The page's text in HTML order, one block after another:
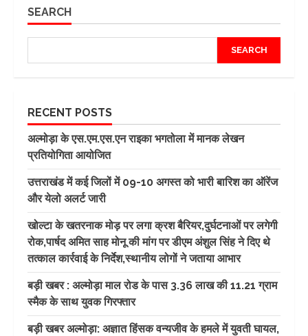
SEARCH
SEARCH
RECENT POSTS
अल्मोड़ा के एस.एम.एस.एन राइका भगतोला में मानक लेखन
प्रतियोगिता आयोजित
उत्तराखंड में कई जिलों में 09-10 अगस्त को भारी बारिश का ऑरेंज
और येलो अलर्ट जारी
खोल्टा के खतरनाक मोड़ पर लगा क्रश बैरियर,दुर्घटनाओं पर लगेगी
रोक,पार्षद अमित साह मोनू की मांग पर डीएम अंशुल सिंह ने दिए थे
तत्काल कार्रवाई के निर्देश,स्थानीय लोगों ने जताया आभार
बड़ी खबर : अल्मोड़ा माल रोड के पास 3.36 लाख की 11.21 ग्राम
स्मैक के साथ युवक गिरफ्तार
बड़ी खबर अल्मोड़ा: अज्ञात हिंसक वन्यजीव के हमले में युवती घायल,